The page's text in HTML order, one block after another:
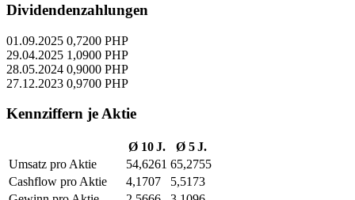
Dividendenzahlungen
01.09.2025 0,7200 PHP
29.04.2025 1,0900 PHP
28.05.2024 0,9000 PHP
27.12.2023 0,9700 PHP
Kennziffern je Aktie
Ø 10 J.
Ø 5 J.
Umsatz pro Aktie
54,6261 65,2755
Cashflow pro Aktie
4,1707
5,5173